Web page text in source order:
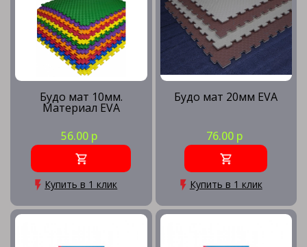
Будо мат 10мм.
Материал EVA
56.00 р
Купить в 1 клик
Будо мат 20мм EVA
76.00 р
Купить в 1 клик